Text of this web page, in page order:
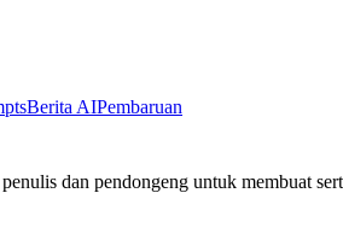
Berita AIPembaruan
dan pendongeng untuk membuat